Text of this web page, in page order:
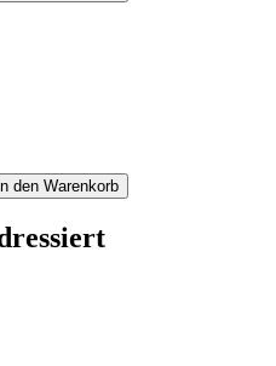
den Warenkorb